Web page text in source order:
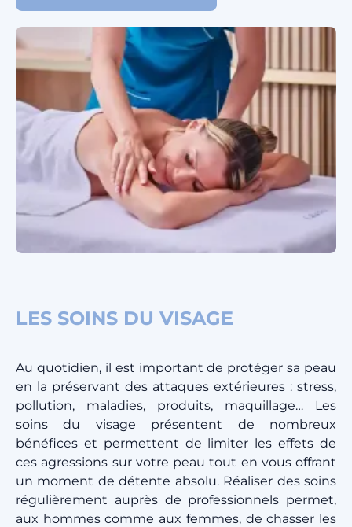
LES SOINS DU VISAGE
Au quotidien, il est important de protéger sa peau
en la préservant des attaques extérieures : stress,
pollution, maladies, produits, maquillage… Les
soins du visage présentent de nombreux
bénéfices et permettent de limiter les effets de
ces agressions sur votre peau tout en vous offrant
un moment de détente absolu. Réaliser des soins
régulièrement auprès de professionnels permet,
aux hommes comme aux femmes, de chasser les